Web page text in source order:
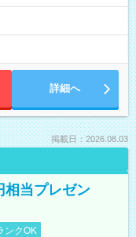
詳細へ
掲載日：2026.08.03
相当プレゼン
ンクOK